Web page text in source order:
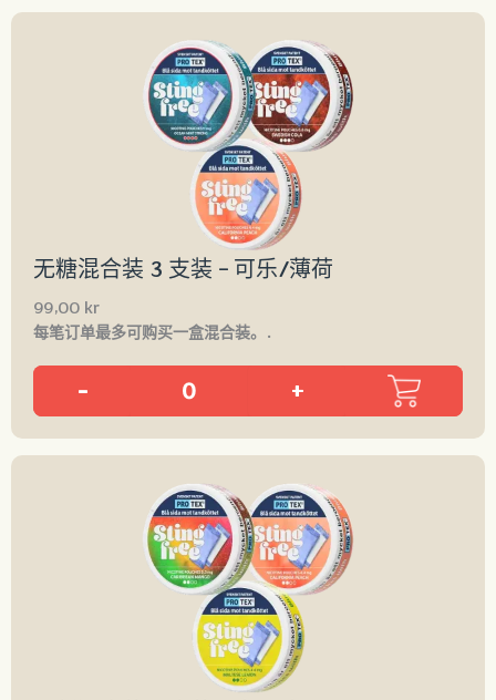
无糖混合装 3 支装 – 可乐/薄荷
99,00 kr
每笔订单最多可购买一盒混合装。.
- +